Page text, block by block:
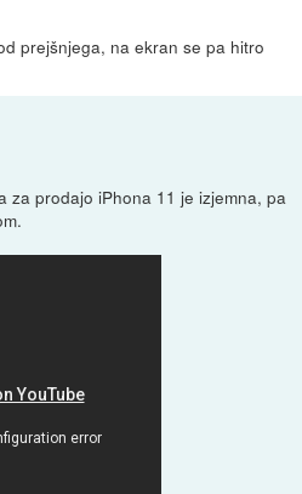
prejšnjega, na ekran se pa hitro
za prodajo iPhona 11 je izjemna, pa